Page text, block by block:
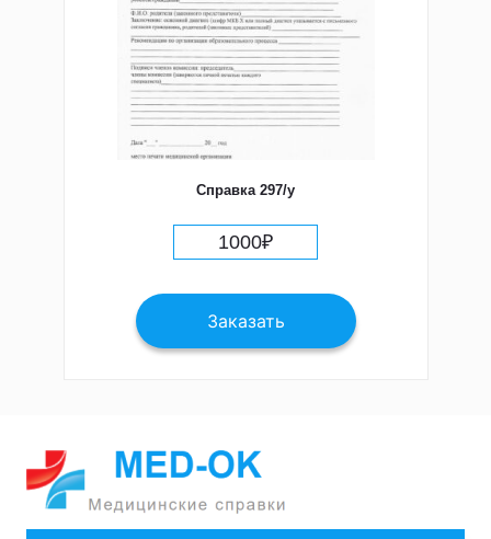
Справка 297/у
1000₽
Заказать